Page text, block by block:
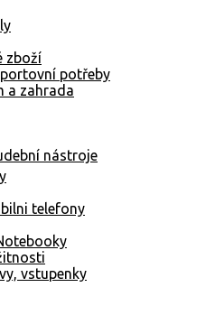
zboží
potřeby
a zahrada
nástroje
telefony
vstupenky